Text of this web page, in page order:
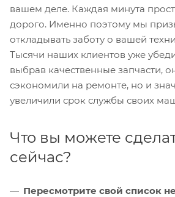
вашем деле. Каждая минута
дорого. Именно поэтому мы
откладывать заботу о вашей
Тысячи наших клиентов уже
выбрав качественные запчасти,
сэкономили на ремонте, но и
увеличили срок службы своих
Что вы можете
сейчас?
Пересмотрите свой список